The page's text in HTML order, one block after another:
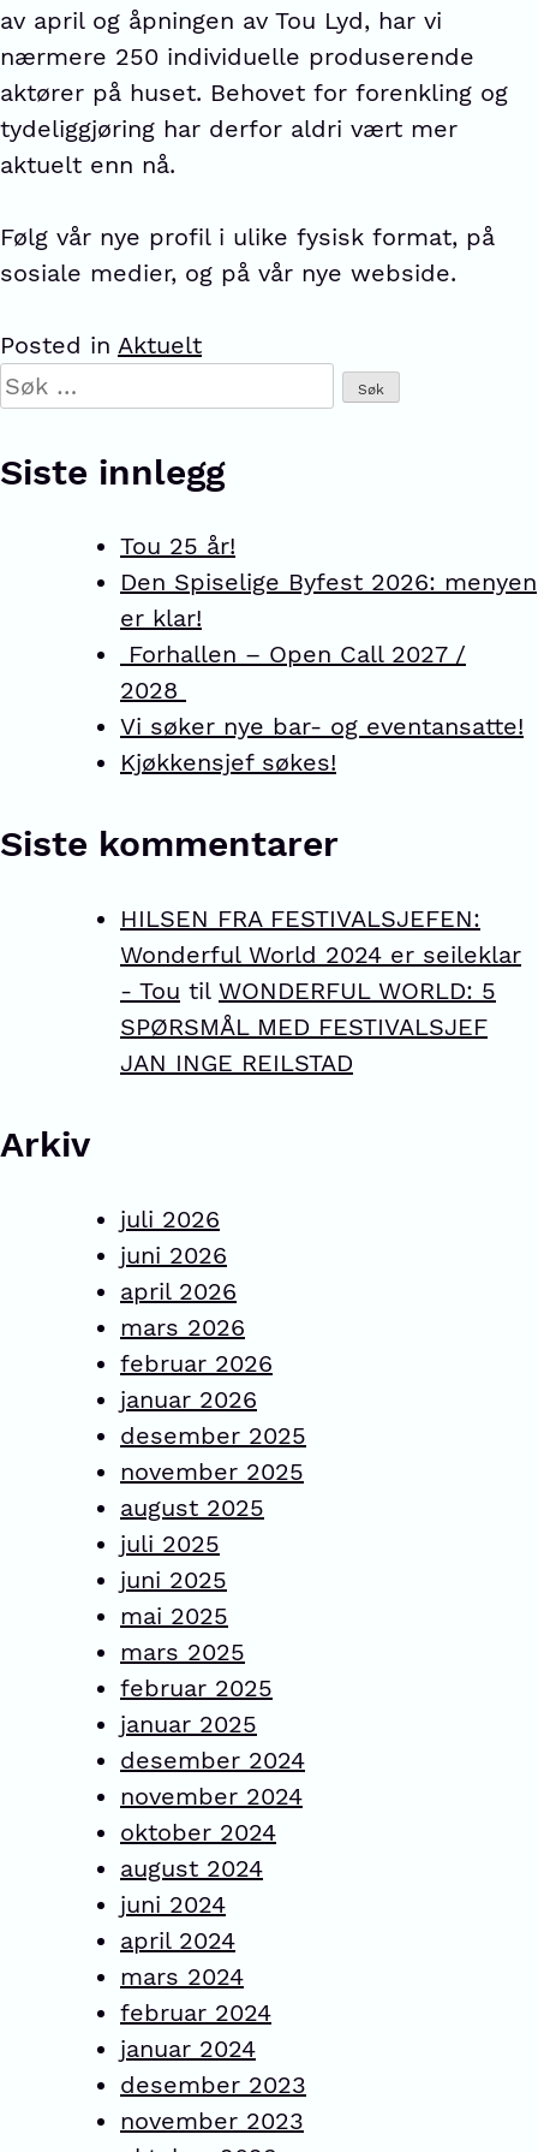
av april og åpningen av Tou Lyd, har vi
nærmere 250 individuelle produserende
aktører på huset. Behovet for forenkling og
tydeliggjøring har derfor aldri vært mer
aktuelt enn nå.
Følg vår nye profil i ulike fysisk format, på
sosiale medier, og på vår nye webside.
Posted in Aktuelt
Siste innlegg
Tou 25 år!
Den Spiselige Byfest 2026: menyen
er klar!
Forhallen – Open Call 2027 /
2028
Vi søker nye bar- og eventansatte!
Kjøkkensjef søkes!
Siste kommentarer
HILSEN FRA FESTIVALSJEFEN:
Wonderful World 2024 er seileklar
- Tou til WONDERFUL WORLD: 5
SPØRSMÅL MED FESTIVALSJEF
JAN INGE REILSTAD
Arkiv
juli 2026
juni 2026
april 2026
mars 2026
februar 2026
januar 2026
desember 2025
november 2025
august 2025
juli 2025
juni 2025
mai 2025
mars 2025
februar 2025
januar 2025
desember 2024
november 2024
oktober 2024
august 2024
juni 2024
april 2024
mars 2024
februar 2024
januar 2024
desember 2023
november 2023